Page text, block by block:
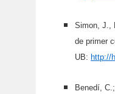
Simon, J.,
de primer
UB: http://
Benedí,